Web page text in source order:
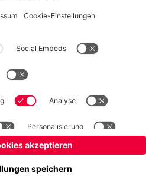
Nutzungsbedingungen Barrierefreiheit